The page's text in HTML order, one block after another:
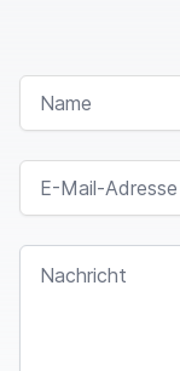
NAME
E-MAIL-ADRESSE
NACHRICHT